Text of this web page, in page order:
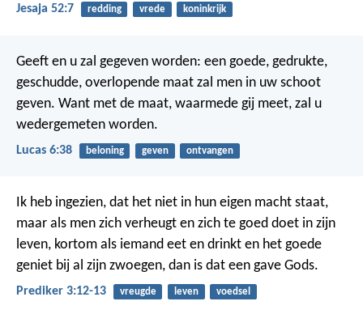
Jesaja 52:7 redding vrede koninkrijk
Geeft en u zal gegeven worden: een goede, gedrukte,
geschudde, overlopende maat zal men in uw schoot
geven. Want met de maat, waarmede gij meet, zal u
wedergemeten worden.
Lucas 6:38 beloning geven ontvangen
Ik heb ingezien, dat het niet in hun eigen macht staat,
maar als men zich verheugt en zich te goed doet in zijn
leven, kortom als iemand eet en drinkt en het goede
geniet bij al zijn zwoegen, dan is dat een gave Gods.
Prediker 3:12-13 vreugde leven voedsel